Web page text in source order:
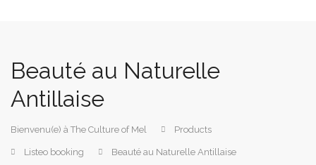
Beauté au Naturelle
Antillaise
Bienvenu(e) à The Culture of Mel Products
Listeo booking Beauté au Naturelle Antillaise